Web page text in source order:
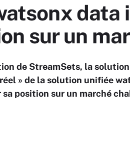
data
sur un
de StreamSets, la
» de la solution unifiée
position sur un marché